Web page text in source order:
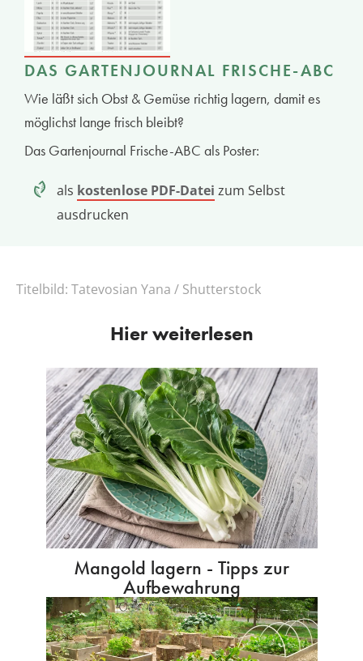
DAS GARTENJOURNAL FRISCHE-ABC
Wie läßt sich Obst & Gemüse richtig lagern, damit es
möglichst lange frisch bleibt?
Das Gartenjournal Frische-ABC als Poster:
als kostenlose PDF-Datei zum Selbst
ausdrucken
Titelbild: Tatevosian Yana / Shutterstock
Hier weiterlesen
Mangold lagern - Tipps zur
Aufbewahrung